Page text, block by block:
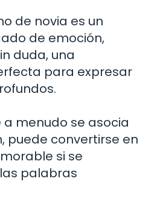
de novia es un
de emoción,
duda, una
para expresar
a menudo se asocia
puede convertirse en
si se
palabras